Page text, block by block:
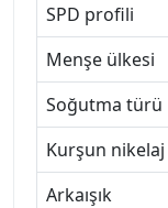
SPD profili
Menşe ülkesi
Soğutma türü
Kurşun nikelaj
Arkaışık